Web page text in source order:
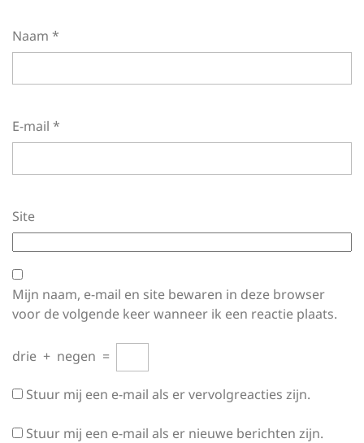
Naam *
E-mail *
Site
Mijn naam, e-mail en site bewaren in deze browser
voor de volgende keer wanneer ik een reactie plaats.
drie + negen =
Stuur mij een e-mail als er vervolgreacties zijn.
Stuur mij een e-mail als er nieuwe berichten zijn.